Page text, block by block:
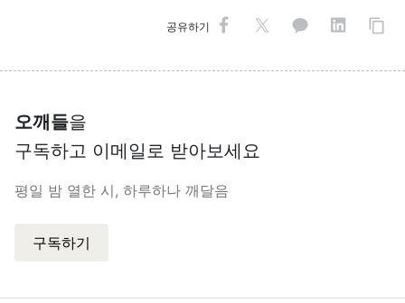
공유하기
오깨들을
구독하고 이메일로 받아보세요
평일 밤 열한 시, 하루하나 깨달음
구독하기